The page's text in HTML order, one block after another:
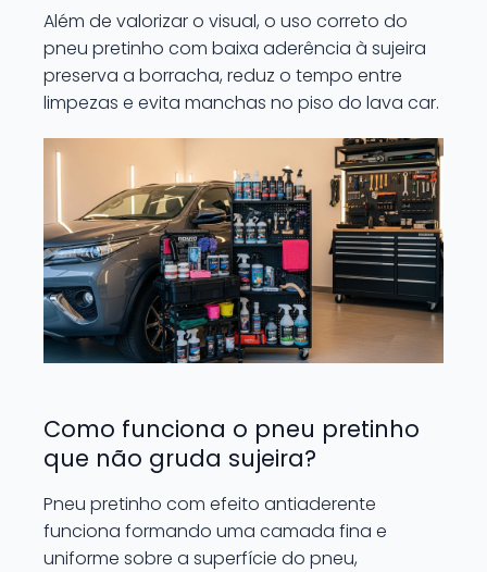
Além de valorizar o visual, o uso correto do
pneu pretinho com baixa aderência à sujeira
preserva a borracha, reduz o tempo entre
limpezas e evita manchas no piso do lava car.
Como funciona o pneu pretinho
que não gruda sujeira?
Pneu pretinho com efeito antiaderente
funciona formando uma camada fina e
uniforme sobre a superfície do pneu,